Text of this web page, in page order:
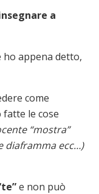
a
ho appena detto,
come
le cose
“mostra”
diaframma ecc…)
e non può